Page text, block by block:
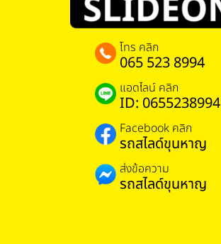
โทร คลิก
065 523 8994
แอดไลน์ คลิก
ID: 0655238994
Facebook คลิก
รถสไลด์ขุนหาญ
ส่งข้อความ
รถสไลด์ขุนหาญ